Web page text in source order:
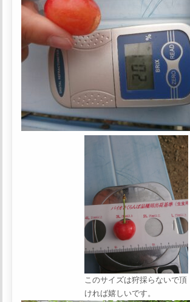
このサイズは狩採らないで頂
ければ嬉しいです。